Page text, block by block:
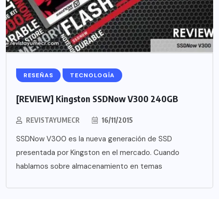
RESEÑAS TECNOLOGÍA
[REVIEW] Kingston SSDNow V300 240GB
REVISTAYUMECR 16/11/2015
SSDNow V300 es la nueva generación de SSD
presentada por Kingston en el mercado. Cuando
hablamos sobre almacenamiento en temas